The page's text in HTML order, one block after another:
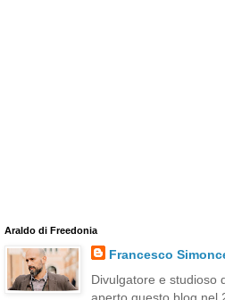
Araldo di Freedonia
Francesco
Divulgatore e studioso
aperto questo blog nel